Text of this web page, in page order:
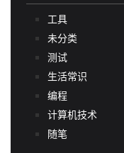
工具
未分类
测试
生活常识
编程
计算机技术
随笔